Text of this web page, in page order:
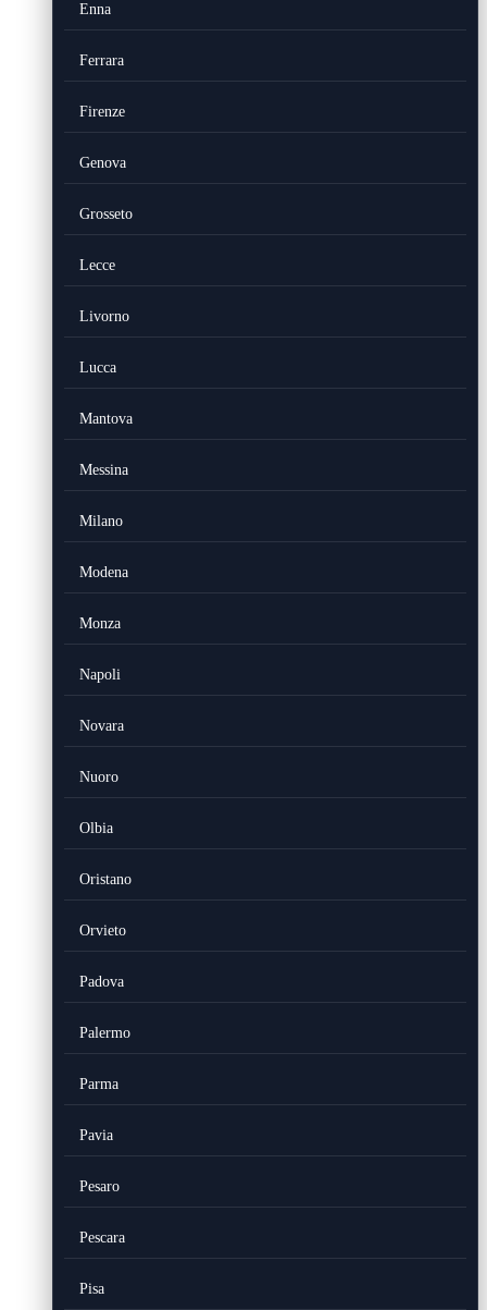
Enna
Ferrara
Firenze
Genova
Grosseto
Lecce
Livorno
Lucca
Mantova
Messina
Milano
Modena
Monza
Napoli
Novara
Nuoro
Olbia
Oristano
Orvieto
Padova
Palermo
Parma
Pavia
Pesaro
Pescara
Pisa